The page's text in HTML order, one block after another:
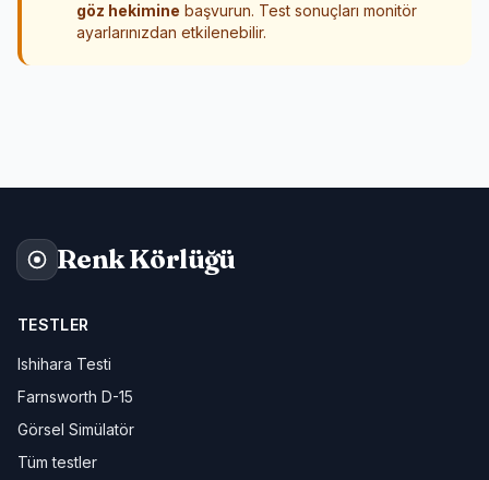
göz hekimine başvurun. Test sonuçları monitör
ayarlarınızdan etkilenebilir.
Renk Körlüğü
TESTLER
Ishihara Testi
Farnsworth D-15
Görsel Simülatör
Tüm testler